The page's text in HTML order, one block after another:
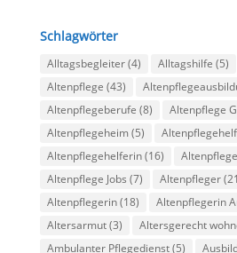
Schlagwörter
Alltagsbegleiter(4) Alltagshilfe (5)
Altenpflege (43)
Altenpflegeberufe (8) Altenpflege
Altenpflegeheim(5)
Altenpflegehelferin(16)
Altenpflege Jobs (7) Altenpfleger
Altenpflegerin(18) Altenpflegerin
Altersarmut(3) Altersgerecht
Ambulanter Pflegedienst(5)